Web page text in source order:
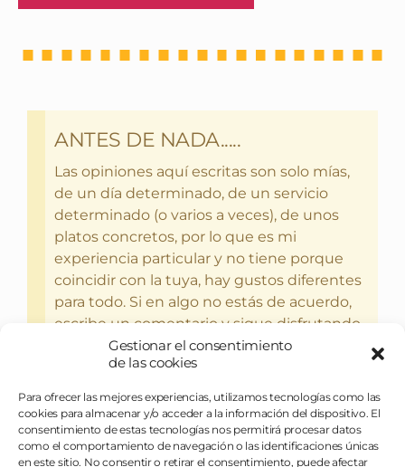
Gestionar el consentimiento
de las cookies
Para ofrecer las mejores experiencias, utilizamos tecnologías como las
cookies para almacenar y/o acceder a la información del dispositivo. El
consentimiento de estas tecnologías nos permitirá procesar datos
como el comportamiento de navegación o las identificaciones únicas
en este sitio. No consentir o retirar el consentimiento, puede afectar
ANTES DE NADA.....
Las opiniones aquí escritas son solo mías,
de un día determinado, de un servicio
determinado (o varios a veces), de unos
platos concretos, por lo que es mi
experiencia particular y no tiene porque
coincidir con la tuya, hay gustos diferentes
para todo. Si en algo no estás de acuerdo,
escribe un comentario y sigue disfrutando
del bebercio y el glotoneo.